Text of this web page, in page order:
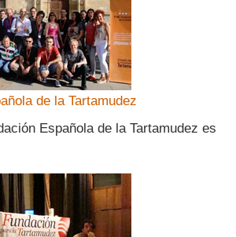
de la Tartamudez
Española de la Tartamudez es